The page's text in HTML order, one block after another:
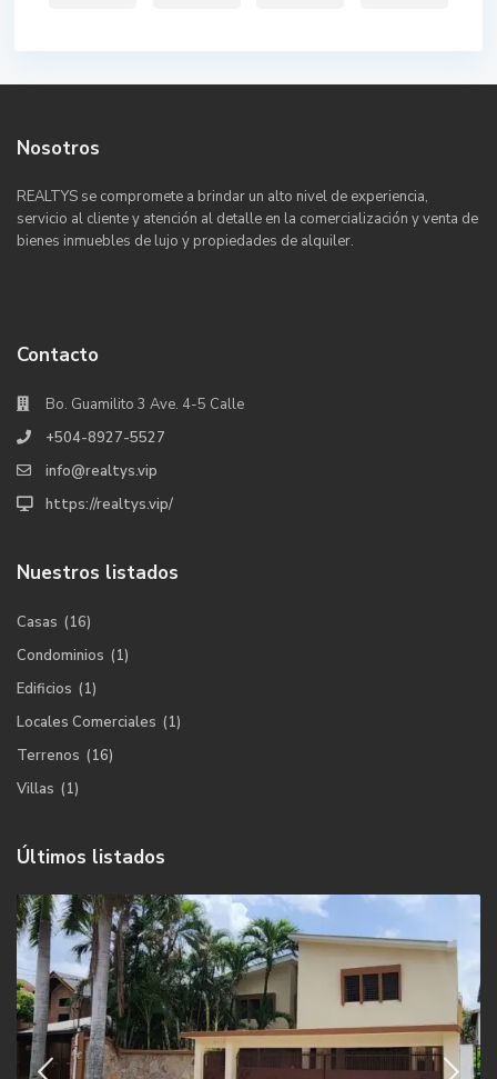
Nosotros
REALTYS se compromete a brindar un alto nivel de experiencia,
servicio al cliente y atención al detalle en la comercialización y venta de
bienes inmuebles de lujo y propiedades de alquiler.
Contacto
Bo. Guamilito 3 Ave. 4-5 Calle
+504-8927-5527
info@realtys.vip
https://realtys.vip/
Nuestros listados
Casas (16)
Condominios (1)
Edificios (1)
Locales Comerciales (1)
Terrenos (16)
Villas (1)
Últimos listados